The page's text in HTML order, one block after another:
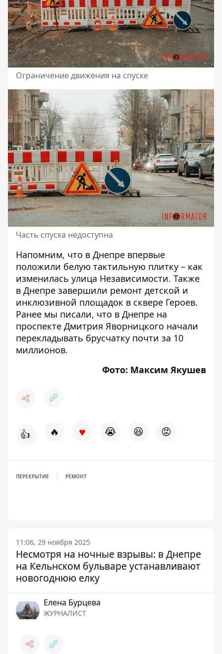
Ограничение движения на спуске
Часть спуска недоступна
Напомним, что в Днепре впервые
положили белую тактильную плитку – как
изменилась улица Независимости. Также
в Днепре завершили ремонт детской и
инклюзивной площадок в сквере Героев.
Ранее мы писали, что в Днепре на
проспекте Дмитрия Яворницкого начали
перекладывать брусчатку почти за 10
миллионов.
Фото: Максим Якушев
👍 🔥 ♥ 😭 😆 😡
ПЕРЕКРЫТИЕ РЕМОНТ
11:06, 29 ноября 2025
Несмотря на ночные взрывы: в Днепре
на Кельнском бульваре устанавливают
новогоднюю елку
Елена Бурцева
ЖУРНАЛИСТ